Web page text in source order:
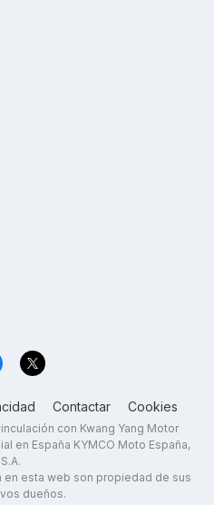
Contactar Cookies
con Kwang Yang Motor
en España KYMCO Moto España,
S.A.
en esta web son propiedad de sus
dueños.